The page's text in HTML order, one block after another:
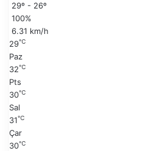
a
y
f
29º - 26º
100%
6.31 km/h
29℃
Paz
32℃
Pts
30℃
Sal
31℃
Çar
30℃